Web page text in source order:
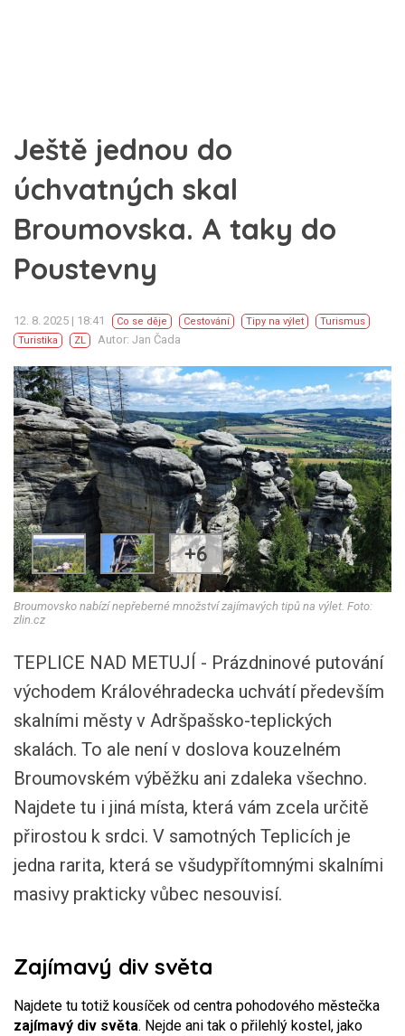
Ještě jednou do
úchvatných skal
Broumovska. A taky do
Poustevny
12. 8. 2025 | 18:41 Co se děje Cestování Tipy na výlet
Turismus
Turistika
ZL Autor: Jan Čada
+6
Broumovsko nabízí nepřeberné množství zajímavých tipů na výlet. Foto:
zlin.cz
TEPLICE NAD METUJÍ - Prázdninové putování
východem Královéhradecka uchvátí především
skalními městy v Adršpašsko-teplických
skalách. To ale není v doslova kouzelném
Broumovském výběžku ani zdaleka všechno.
Najdete tu i jiná místa, která vám zcela určitě
přirostou k srdci. V samotných Teplicích je
jedna rarita, která se všudypřítomnými skalními
masivy prakticky vůbec nesouvisí.
Zajímavý div světa
Najdete tu totiž kousíček od centra pohodového městečka
zajímavý div světa. Nejde ani tak o přilehlý kostel, jako